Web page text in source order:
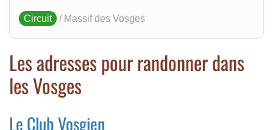
Circuit / Massif des Vosges
Les adresses pour randonner dans
les Vosges
Le Club Vosgien